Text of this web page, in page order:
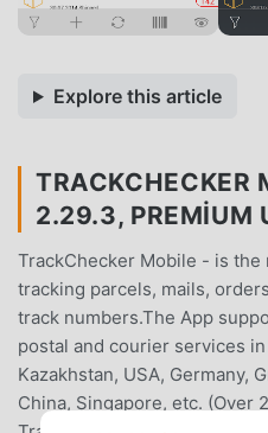
Explore this article
TRACKCHECKER
2.29.3, PREMIUM
TrackChecker Mobile - is
tracking parcels, mails,
track numbers.The App
postal and courier services
Kazakhstan, USA, Germany,
China, Singapore, etc. (Over